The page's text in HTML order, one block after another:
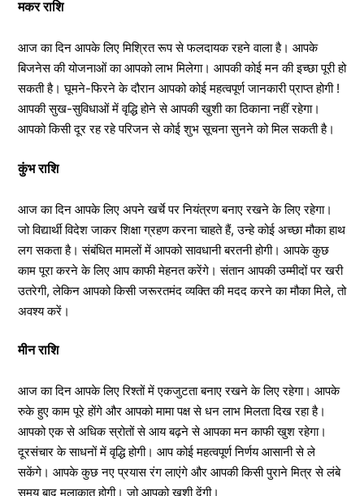
मकर राशि
आज का दिन आपके लिए मिश्रित रूप से फलदायक रहने वाला है। आपके
बिजनेस की योजनाओं का आपको लाभ मिलेगा। आपकी कोई मन की इच्छा पूरी हो
सकती है। घूमने-फिरने के दौरान आपको कोई महत्वपूर्ण जानकारी प्राप्त होगी !
आपकी सुख-सुविधाओं में वृद्धि होने से आपकी खुशी का ठिकाना नहीं रहेगा।
आपको किसी दूर रह रहे परिजन से कोई शुभ सूचना सुनने को मिल सकती है।
कुंभ राशि
आज का दिन आपके लिए अपने खर्चे पर नियंत्रण बनाए रखने के लिए रहेगा।
जो विद्यार्थी विदेश जाकर शिक्षा ग्रहण करना चाहते हैं, उन्हे कोई अच्छा मौका हाथ
लग सकता है। संबंधित मामलों में आपको सावधानी बरतनी होगी। आपके कुछ
काम पूरा करने के लिए आप काफी मेहनत करेंगे। संतान आपकी उम्मीदों पर खरी
उतरेगी, लेकिन आपको किसी जरूरतमंद व्यक्ति की मदद करने का मौका मिले, तो
अवश्य करें।
मीन राशि
आज का दिन आपके लिए रिश्तों में एकजुटता बनाए रखने के लिए रहेगा। आपके
रुके हुए काम पूरे होंगे और आपको मामा पक्ष से धन लाभ मिलता दिख रहा है।
आपको एक से अधिक स्रोतों से आय बढ़ने से आपका मन काफी खुश रहेगा।
दूरसंचार के साधनों में वृद्धि होगी। आप कोई महत्वपूर्ण निर्णय आसानी से ले
सकेंगे। आपके कुछ नए प्रयास रंग लाएंगे और आपकी किसी पुराने मित्र से लंबे
समय बाद मुलाकात होगी। जो आपको खुशी देंगी।